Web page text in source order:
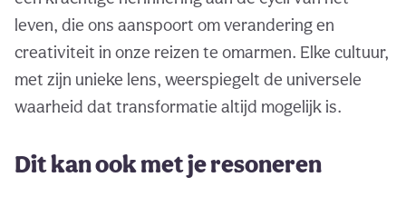
leven, die ons aanspoort om verandering en
creativiteit in onze reizen te omarmen. Elke cultuur,
met zijn unieke lens, weerspiegelt de universele
waarheid dat transformatie altijd mogelijk is.
Dit kan ook met je resoneren